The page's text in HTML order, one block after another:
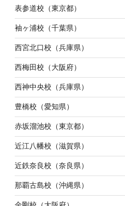
表参道校（東京都）
袖ヶ浦校（千葉県）
西宮北口校（兵庫県）
西梅田校（大阪府）
西神中央校（兵庫県）
豊橋校（愛知県）
赤坂溜池校（東京都）
近江八幡校（滋賀県）
近鉄奈良校（奈良県）
那覇古島校（沖縄県）